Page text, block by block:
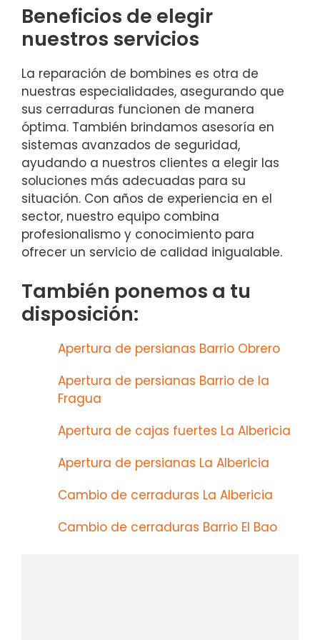
Beneficios de elegir
nuestros servicios
La reparación de bombines es otra de
nuestras especialidades, asegurando que
sus cerraduras funcionen de manera
óptima. También brindamos asesoría en
sistemas avanzados de seguridad,
ayudando a nuestros clientes a elegir las
soluciones más adecuadas para su
situación. Con años de experiencia en el
sector, nuestro equipo combina
profesionalismo y conocimiento para
ofrecer un servicio de calidad inigualable.
También ponemos a tu
disposición:
Apertura de persianas Barrio Obrero
Apertura de persianas Barrio de la
Fragua
Apertura de cajas fuertes La Albericia
Apertura de persianas La Albericia
Cambio de cerraduras La Albericia
Cambio de cerraduras Barrio El Bao